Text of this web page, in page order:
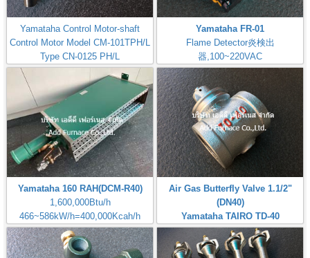
Yamataha Control Motor-shaft
Control Motor Model CM-101TPH/L
Type CN-0125 PH/L
MODEL-CM-101TPH/L-B7I
Yamataha FR-01
Flame Detector炎検出
器,100~220VAC
Check: Flame Rod
Yamataha 160 RAH(DCM-R40)
1,600,000Btu/h
466~586kW/h=400,000Kcah/h
Airheat:Max Temperature
400℃,750℉
Air Gas Butterfly Valve 1.1/2"
(DN40)
Yamataha TAIRO TD-40
Brand: Yamataha